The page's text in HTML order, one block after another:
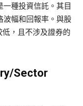
種投資信託。其目
波幅和回報率。與股
，且不涉及證券的
Sector